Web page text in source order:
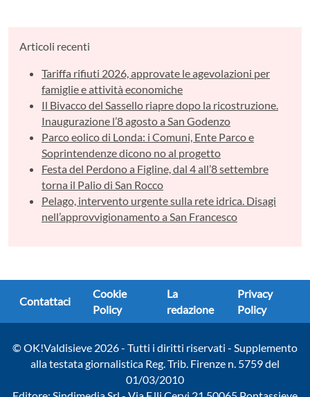
Articoli recenti
Tariffa rifiuti 2026, approvate le agevolazioni per
famiglie e attività economiche
Il Bivacco del Sassello riapre dopo la ricostruzione.
Inaugurazione l’8 agosto a San Godenzo
Parco eolico di Londa: i Comuni, Ente Parco e
Soprintendenze dicono no al progetto
Festa del Perdono a Figline, dal 4 all’8 settembre
torna il Palio di San Rocco
Pelago, intervento urgente sulla rete idrica. Disagi
nell’approvvigionamento a San Francesco
Contattaci
Cookie
Policy
La
redazione
Privacy
Policy
© OK!Valdisieve 2026 - Tutti i diritti riservati - Supplemento
alla testata giornalistica Reg. Trib. Firenze n. 5759 del
01/03/2010